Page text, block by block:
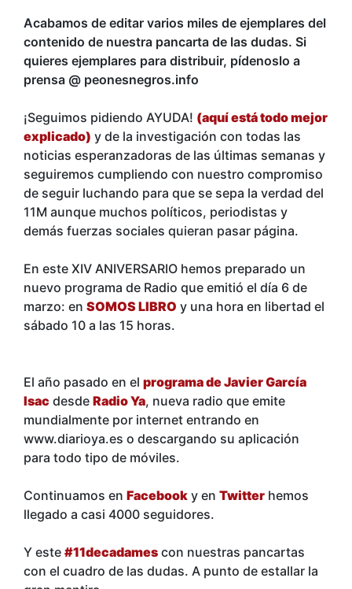
Acabamos de editar varios miles de ejemplares del
contenido de nuestra pancarta de las dudas. Si
quieres ejemplares para distribuir, pídenoslo a
prensa @ peonesnegros.info
¡Seguimos pidiendo AYUDA! (aquí está todo mejor
explicado) y de la investigación con todas las
noticias esperanzadoras de las últimas semanas y
seguiremos cumpliendo con nuestro compromiso
de seguir luchando para que se sepa la verdad del
11M aunque muchos políticos, periodistas y
demás fuerzas sociales quieran pasar página.
En este XIV ANIVERSARIO hemos preparado un
nuevo programa de Radio que emitió el día 6 de
marzo: en SOMOS LIBRO y una hora en libertad el
sábado 10 a las 15 horas.
El año pasado en el programa de Javier García
Isac desde Radio Ya, nueva radio que emite
mundialmente por internet entrando en
www.diarioya.es o descargando su aplicación
para todo tipo de móviles.
Continuamos en Facebook y en Twitter hemos
llegado a casi 4000 seguidores.
Y este #11decadames con nuestras pancartas
con el cuadro de las dudas. A punto de estallar la